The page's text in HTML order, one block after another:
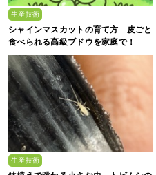
生産技術
シャインマスカットの育て方 皮ごと
食べられる高級ブドウを家庭で！
生産技術